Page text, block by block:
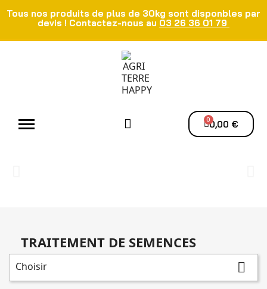
Tous nos produits de plus de 30kg sont disponbles par
devis ! Contactez-nous au 03 26 36 01 79
0,00 €
TRAITEMENT DE SEMENCES
Choisir 